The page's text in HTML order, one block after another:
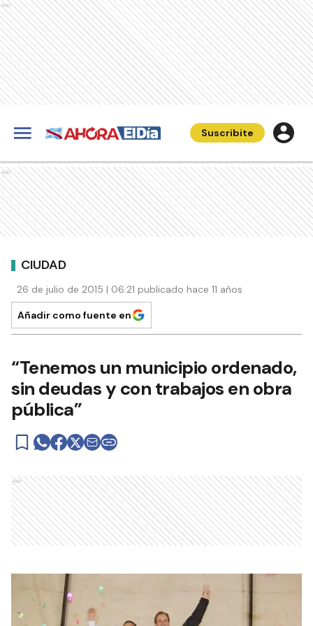
Ads
Suscribite
Ads
CIUDAD
26 de julio de 2015 | 06:21 publicado hace 11 años
Añadir como fuente en
“Tenemos un municipio ordenado,
sin deudas y con trabajos en obra
pública”
Ads